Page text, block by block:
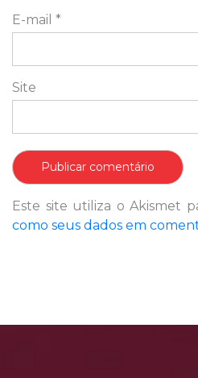
E-mail *
Site
Este site utiliza o Akismet
como seus dados em